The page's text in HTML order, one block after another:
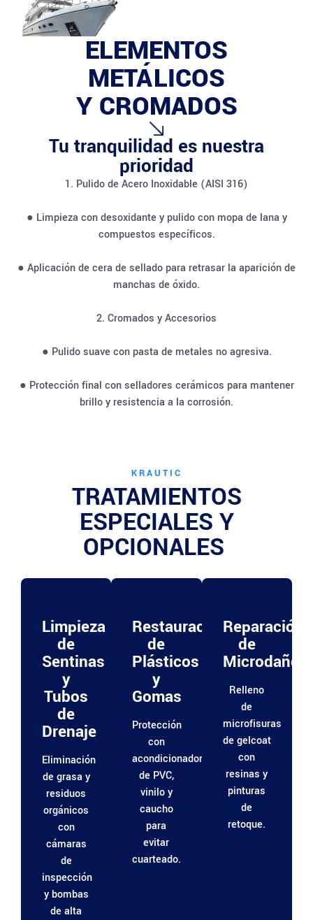
ELEMENTOS
METÁLICOS
Y CROMADOS
Tu tranquilidad es nuestra
prioridad
1. Pulido de Acero Inoxidable (AISI 316)
● Limpieza con desoxidante y pulido con mopa de lana y
compuestos específicos.
● Aplicación de cera de sellado para retrasar la aparición de
manchas de óxido.
2. Cromados y Accesorios
● Pulido suave con pasta de metales no agresiva.
● Protección final con selladores cerámicos para mantener
brillo y resistencia a la corrosión.
KRAUTIC
TRATAMIENTOS
ESPECIALES Y
OPCIONALES
Limpieza
de
Sentinas
y
Tubos
de
Drenaje
Eliminación
de grasa y
residuos
orgánicos
con
cámaras
de
inspección
y bombas
de alta
Restauración
de
Plásticos
y
Gomas
Protección
con
acondicionadores
de PVC,
vinilo y
caucho
para
evitar
cuarteado.
Reparación
de
Microdaños
Relleno
de
microfisuras
de gelcoat
con
resinas y
pinturas
de
retoque.